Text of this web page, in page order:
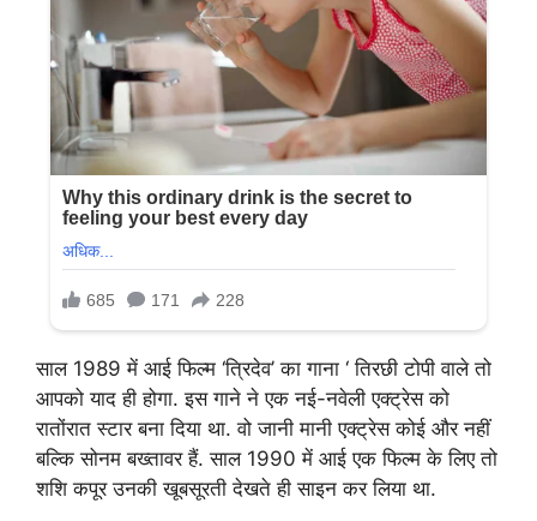
साल 1989 में आई फिल्म ‘त्रिदेव’ का गाना ‘ तिरछी टोपी वाले तो
आपको याद ही होगा. इस गाने ने एक नई-नवेली एक्ट्रेस को
रातोंरात स्टार बना दिया था. वो जानी मानी एक्ट्रेस कोई और नहीं
बल्कि सोनम बख्तावर हैं. साल 1990 में आई एक फिल्म के लिए तो
शशि कपूर उनकी खूबसूरती देखते ही साइन कर लिया था.